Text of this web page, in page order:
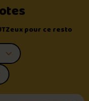
pour ce resto
commentaires
type de poutine